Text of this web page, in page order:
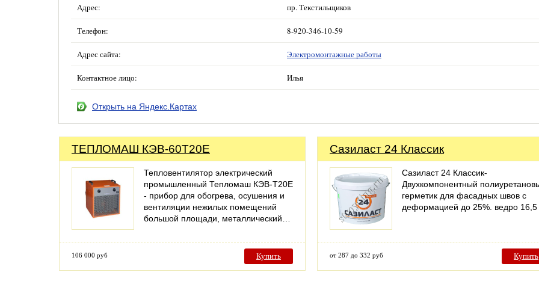
Адрес: пр. Текстильщиков
Телефон: 8-920-346-10-59
Адрес сайта: Электромонтажные работы
Контактное лицо: Илья
Открыть на Яндекс.Картах
ТЕПЛОМАШ КЭВ-60Т20Е
Тепловентилятор электрический
промышленный Тепломаш КЭВ-Т20E
- прибор для обогрева, осушения и
вентиляции нежилых помещений
большой площади, металлический…
106 000 руб Купить
Сазиласт 24 Классик
Сазиласт 24 Классик-
Двухкомпонентный
герметик для фасадных швов с
деформацией до 25%. ведро 16,5
от 287 до 332 руб Купить